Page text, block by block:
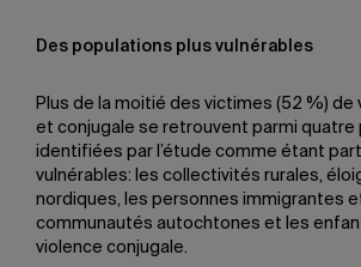
Des populations plus vulnérables
Plus de la moitié des victimes (52 %) de
et conjugale se retrouvent parmi quatre
identifiées par l’étude comme étant
vulnérables: les collectivités rurales,
nordiques, les personnes immigrantes
communautés autochtones et les
violence conjugale.